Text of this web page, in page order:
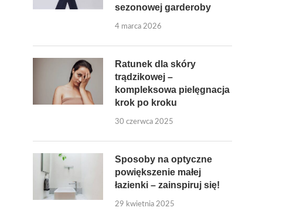
sezonowej garderoby
4 marca 2026
Ratunek dla skóry
trądzikowej –
kompleksowa pielęgnacja
krok po kroku
30 czerwca 2025
Sposoby na optyczne
powiększenie małej
łazienki – zainspiruj się!
29 kwietnia 2025